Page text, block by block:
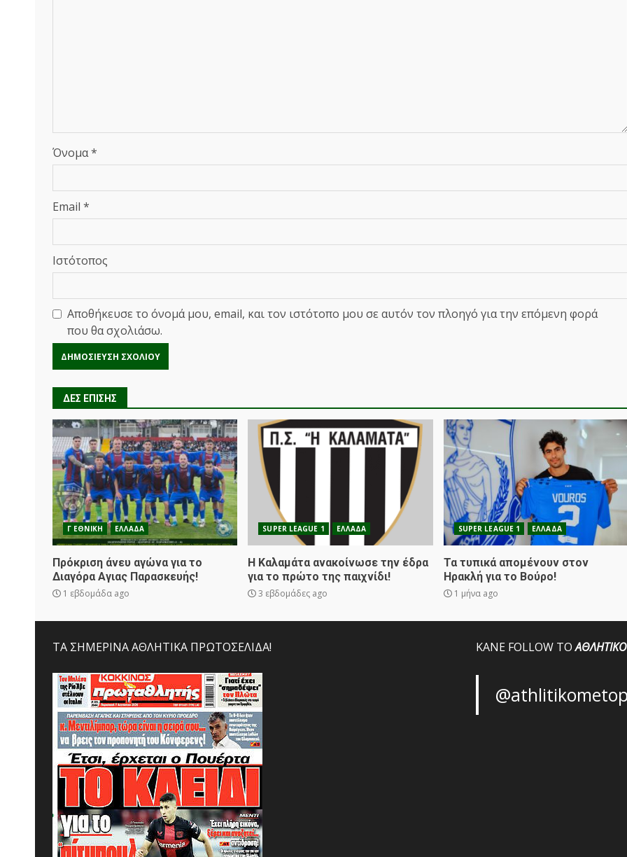
Όνομα*
Email *
Ιστότοπος
Αποθήκευσε το όνομά μου, email, και τον ιστότοπο μου σε αυτόν τον πλοηγό για την επόμενη φορά
που θα σχολιάσω.
ΔΕΣ ΕΠΙΣΗΣ
Γ ΕΘΝΙΚΗ ΕΛΛΑΔΑ
Πρόκριση άνευ αγώνα για το
Διαγόρα Αγιας Παρασκευής!
1 εβδομάδα ago
SUPER LEAGUE 1 ΕΛΛΑΔΑ
Η Καλαμάτα ανακοίνωσε την έδρα
για το πρώτο της παιχνίδι!
3 εβδομάδες ago
SUPER LEAGUE 1 ΕΛΛΑΔΑ
Τα τυπικά απομένουν στον
Ηρακλή για το Βούρο!
1 μήνα ago
ΤΑ ΣΗΜΕΡΙΝΑ ΑΘΛΗΤΙΚΑ ΠΡΩΤΟΣΕΛΙΔΑ! ΚΑΝΕ FOLLOW ΤΟΑΘΛΗΤΙΚΟ